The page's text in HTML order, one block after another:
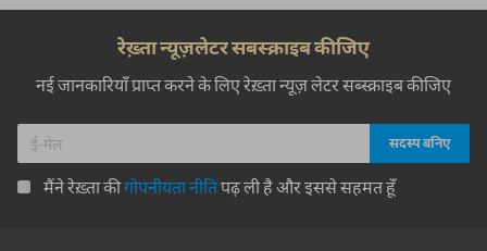
रेख़्ता न्यूज़लेटर सबस्क्राइब कीजिए
नई जानकारियाँ प्राप्त करने के लिए रेख़्ता न्यूज़ लेटर सब्स्क्राइब कीजिए
मैंने रेख़्ता कीगोपनीयता नीतिपढ़ ली है और इससे सहमत हूँ